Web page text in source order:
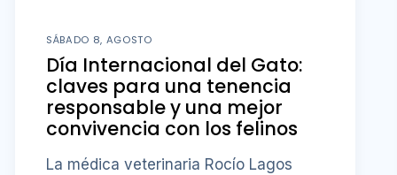
SÁBADO 8, AGOSTO
Día Internacional del Gato:
claves para una tenencia
responsable y una mejor
convivencia con los felinos
La médica veterinaria Rocío Lagos